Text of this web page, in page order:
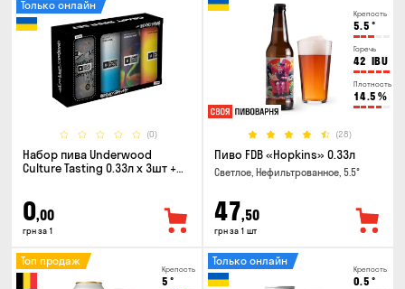
(0)
Только онлайн
Набор пива Underwood
Culture Tasting 0.33л x 3шт +
0,00
грн за 1
Крепость
5.5 °
Горечь
42 IBU
Плотность
14.5 %
(28)
Пиво FDB «Hopkins» 0.33л
Светлое, Нефильтрованное, 5.5°
47,50
грн за 1 шт
Крепость
5 °
Топ продаж
Крепость
0.5 °
Только онлайн